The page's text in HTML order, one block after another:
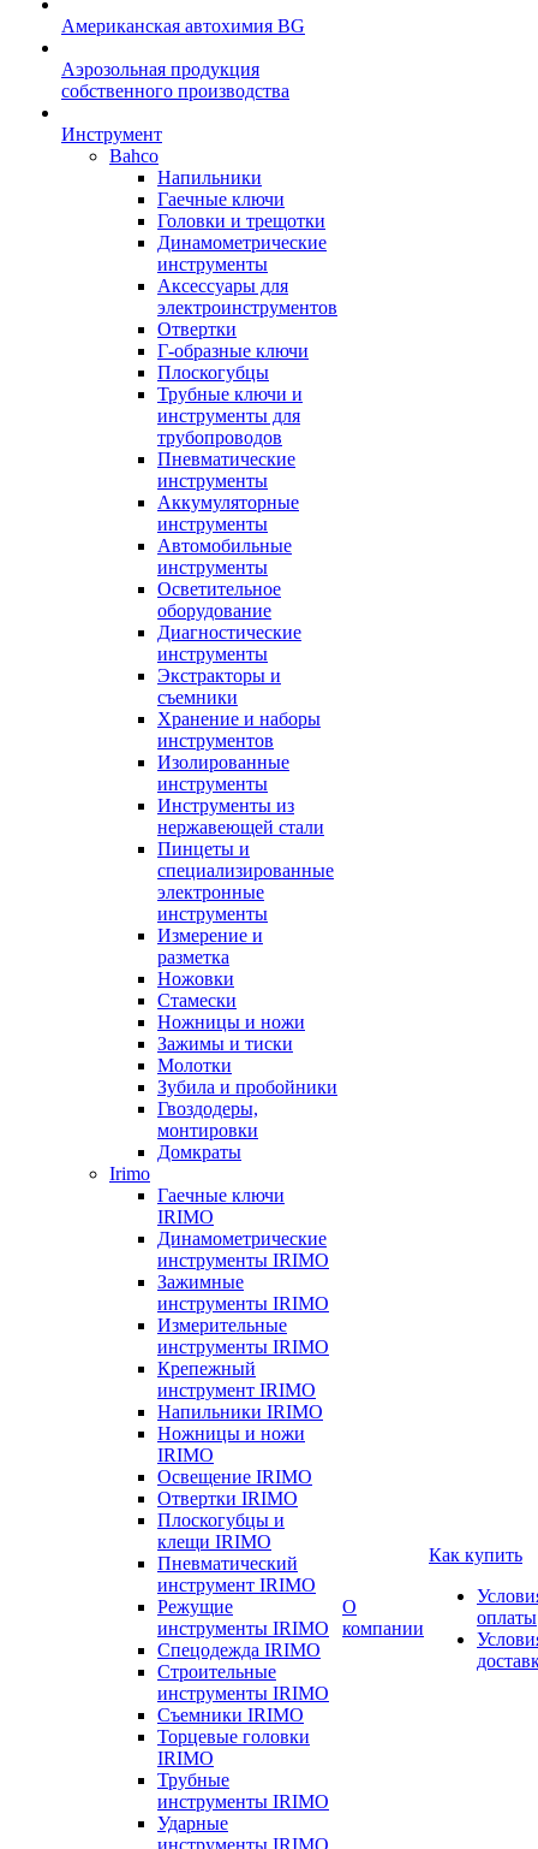
Американская автохимия BG
Аэрозольная продукция
собственного производства
Инструмент
Bahco
Напильники
Гаечные ключи
Головки и трещотки
Динамометрические
инструменты
Аксессуары для
электроинструментов
Отвертки
Г-образные ключи
Плоскогубцы
Трубные ключи и
инструменты для
трубопроводов
Пневматические
инструменты
Аккумуляторные
инструменты
Автомобильные
инструменты
Осветительное
оборудование
Диагностические
инструменты
Экстракторы и
съемники
Хранение и наборы
инструментов
Изолированные
инструменты
Инструменты из
нержавеющей стали
Пинцеты и
специализированные
электронные
инструменты
Измерение и
разметка
Ножовки
Стамески
Ножницы и ножи
Зажимы и тиски
Молотки
Зубила и пробойники
Гвоздодеры,
монтировки
Домкраты
Irimo
Гаечные ключи
IRIMO
Динамометрические
инструменты IRIMO
Зажимные
инструменты IRIMO
Измерительные
инструменты IRIMO
Крепежный
инструмент IRIMO
Напильники IRIMO
Ножницы и ножи
IRIMO
Освещение IRIMO
Отвертки IRIMO
Плоскогубцы и
клещи IRIMO
Пневматический
инструмент IRIMO
Режущие
инструменты IRIMO
Спецодежда IRIMO
Строительные
инструменты IRIMO
Съемники IRIMO
Торцевые головки
IRIMO
Трубные
инструменты IRIMO
Ударные
инструменты IRIMO
О
компании
Как купить
оплаты